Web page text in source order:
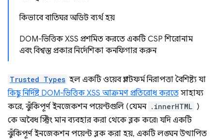
কিভাবে বাতিঘর অডিট ব্যর্থ হয়
DOM-ভিত্তিক XSS প্রশমিত করতে একটি CSP শিরোনাম
এবং বিশ্বস্ত প্রকার নির্দেশিকা কনফিগার করুন
Trusted Types হল একটি ওয়েব প্ল্যাটফর্ম নিরাপত্তা বৈশিষ্ট্য যা
কিছু নির্দিষ্ট DOM-ভিত্তিক XSS আক্রমণ প্রতিরোধ করতে সাহায্য
করে, ঝুঁকিপূর্ণ ইনজেকশন পয়েন্টগুলি (যেমন .innerHTML )
কে অবৈধ স্ট্রিং মান ব্যবহার করা থেকে ব্লক করে৷ যদি একটি
ঝুঁকিপূর্ণ ইনজেকশন পয়েন্ট ব্লক করা হয়, একটি লঙ্ঘন উত্থাপিত